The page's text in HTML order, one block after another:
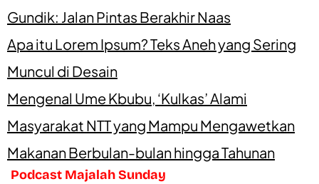
Gundik: Jalan Pintas Berakhir Naas
Apa itu Lorem Ipsum? Teks Aneh yang Sering
Muncul di Desain
Mengenal Ume Kbubu, ‘Kulkas’ Alami
Masyarakat NTT yang Mampu Mengawetkan
Makanan Berbulan-bulan hingga Tahunan
Podcast Majalah Sunday